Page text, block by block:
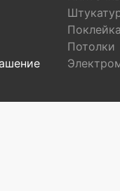
Потолки